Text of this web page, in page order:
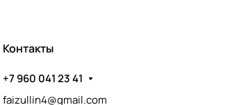
Контакты
+7 960 041 23 41
faizullin4@gmail.com